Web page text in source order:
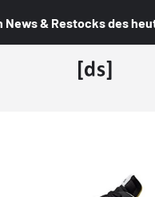
& Restocks des